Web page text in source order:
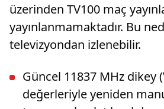
üzerinden TV100 maç
yayınlanmamaktadır. Bu
televizyondan izlenebilir.
Güncel 11837 MHz dikey
değerleriyle yeniden